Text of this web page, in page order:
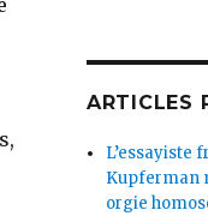
ARTICLES
L’essayiste
Kupferman
orgie